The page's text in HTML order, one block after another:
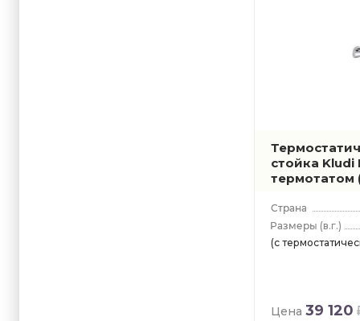
стойка Kludi
термотатом
(в.г.)
(с
Цена 39 120